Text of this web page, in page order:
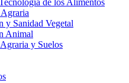
de los Alimentos
y Sanidad Vegetal
Animal
y Suelos